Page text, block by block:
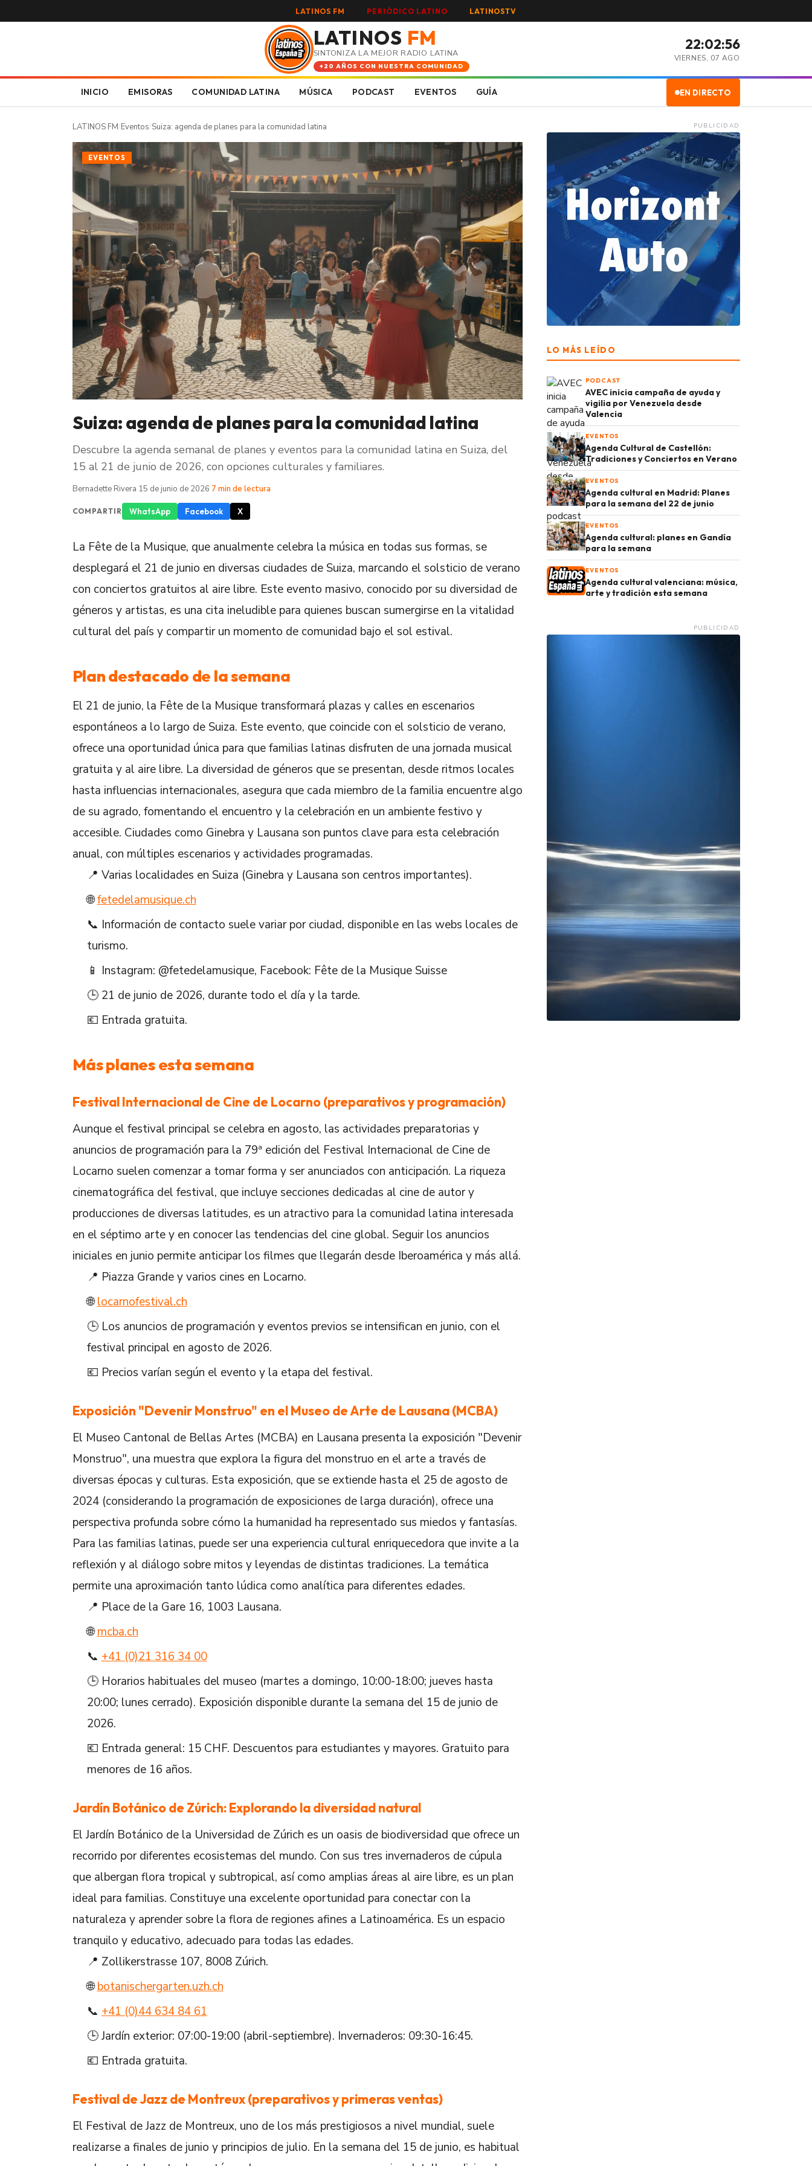
LATINOS FM PERIÓDICO LATINO LATINOSTV
LATINOS FM
SINTONIZA LA MEJOR RADIO LATINA
+20 AÑOS CON NUESTRA COMUNIDAD
22:02:57
VIERNES, 07 AGO
INICIO EMISORAS COMUNIDAD LATINA MÚSICA PODCAST EVENTOS GUÍA EN DIRECTO
LATINOS FM/Eventos/Suiza: agenda de planes para la comunidad latina
EVENTOS
Suiza: agenda de planes para la comunidad latina
Descubre la agenda semanal de planes y eventos para la comunidad latina en Suiza, del
15 al 21 de junio de 2026, con opciones culturales y familiares.
Bernadette Rivera·15 de junio de 2026·7 min de lectura
COMPARTIR WhatsApp Facebook X
La Fête de la Musique, que anualmente celebra la música en todas sus formas, se
desplegará el 21 de junio en diversas ciudades de Suiza, marcando el solsticio de verano
con conciertos gratuitos al aire libre. Este evento masivo, conocido por su diversidad de
géneros y artistas, es una cita ineludible para quienes buscan sumergirse en la vitalidad
cultural del país y compartir un momento de comunidad bajo el sol estival.
Plan destacado de la semana
El 21 de junio, la Fête de la Musique transformará plazas y calles en escenarios
espontáneos a lo largo de Suiza. Este evento, que coincide con el solsticio de verano,
ofrece una oportunidad única para que familias latinas disfruten de una jornada musical
gratuita y al aire libre. La diversidad de géneros que se presentan, desde ritmos locales
hasta influencias internacionales, asegura que cada miembro de la familia encuentre algo
de su agrado, fomentando el encuentro y la celebración en un ambiente festivo y
accesible. Ciudades como Ginebra y Lausana son puntos clave para esta celebración
anual, con múltiples escenarios y actividades programadas.
📍 Varias localidades en Suiza (Ginebra y Lausana son centros importantes).
🌐fetedelamusique.ch
📞 Información de contacto suele variar por ciudad, disponible en las webs locales de
turismo.
📱 Instagram: @fetedelamusique, Facebook: Fête de la Musique Suisse
🕒 21 de junio de 2026, durante todo el día y la tarde.
💶 Entrada gratuita.
Más planes esta semana
Festival Internacional de Cine de Locarno (preparativos y programación)
Aunque el festival principal se celebra en agosto, las actividades preparatorias y
anuncios de programación para la 79ª edición del Festival Internacional de Cine de
Locarno suelen comenzar a tomar forma y ser anunciados con anticipación. La riqueza
cinematográfica del festival, que incluye secciones dedicadas al cine de autor y
producciones de diversas latitudes, es un atractivo para la comunidad latina interesada
en el séptimo arte y en conocer las tendencias del cine global. Seguir los anuncios
iniciales en junio permite anticipar los filmes que llegarán desde Iberoamérica y más allá.
📍 Piazza Grande y varios cines en Locarno.
🌐locarnofestival.ch
🕒 Los anuncios de programación y eventos previos se intensifican en junio, con el
festival principal en agosto de 2026.
💶 Precios varían según el evento y la etapa del festival.
Exposición "Devenir Monstruo" en el Museo de Arte de Lausana (MCBA)
El Museo Cantonal de Bellas Artes (MCBA) en Lausana presenta la exposición "Devenir
Monstruo", una muestra que explora la figura del monstruo en el arte a través de
diversas épocas y culturas. Esta exposición, que se extiende hasta el 25 de agosto de
2024 (considerando la programación de exposiciones de larga duración), ofrece una
perspectiva profunda sobre cómo la humanidad ha representado sus miedos y fantasías.
Para las familias latinas, puede ser una experiencia cultural enriquecedora que invite a la
reflexión y al diálogo sobre mitos y leyendas de distintas tradiciones. La temática
permite una aproximación tanto lúdica como analítica para diferentes edades.
📍 Place de la Gare 16, 1003 Lausana.
🌐mcba.ch
📞 +41 (0)21 316 34 00
🕒 Horarios habituales del museo (martes a domingo, 10:00-18:00; jueves hasta
20:00; lunes cerrado). Exposición disponible durante la semana del 15 de junio de
2026.
💶 Entrada general: 15 CHF. Descuentos para estudiantes y mayores. Gratuito para
menores de 16 años.
Jardín Botánico de Zúrich: Explorando la diversidad natural
El Jardín Botánico de la Universidad de Zúrich es un oasis de biodiversidad que ofrece un
recorrido por diferentes ecosistemas del mundo. Con sus tres invernaderos de cúpula
que albergan flora tropical y subtropical, así como amplias áreas al aire libre, es un plan
ideal para familias. Constituye una excelente oportunidad para conectar con la
naturaleza y aprender sobre la flora de regiones afines a Latinoamérica. Es un espacio
tranquilo y educativo, adecuado para todas las edades.
📍 Zollikerstrasse 107, 8008 Zúrich.
🌐botanischergarten.uzh.ch
📞 +41 (0)44 634 84 61
🕒 Jardín exterior: 07:00-19:00 (abril-septiembre). Invernaderos: 09:30-16:45.
💶 Entrada gratuita.
Festival de Jazz de Montreux (preparativos y primeras ventas)
El Festival de Jazz de Montreux, uno de los más prestigiosos a nivel mundial, suele
realizarse a finales de junio y principios de julio. En la semana del 15 de junio, es habitual
PUBLICIDAD
LO MÁS LEÍDO
PODCAST
AVEC inicia campaña de ayuda y
vigilia por Venezuela desde
Valencia
EVENTOS
Agenda Cultural de Castellón:
Tradiciones y Conciertos en Verano
EVENTOS
Agenda cultural en Madrid: Planes
para la semana del 22 de junio
EVENTOS
Agenda cultural: planes en Gandía
para la semana
EVENTOS
Agenda cultural valenciana: música,
arte y tradición esta semana
PUBLICIDAD